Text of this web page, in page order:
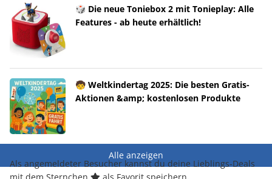
🎲 Die neue Toniebox 2 mit Tonieplay: Alle
Features - ab heute erhältlich!
🧒 Weltkindertag 2025: Die besten Gratis-
Aktionen &amp; kostenlosen Produkte
Alle anzeigen
Als angemeldeter Besucher kannst du deine Lieblings-Deals